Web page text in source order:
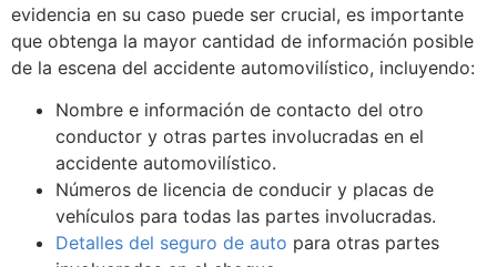
evidencia en su caso puede ser crucial, es importante
que obtenga la mayor cantidad de información posible
de la escena del accidente automovilístico, incluyendo:
Nombre e información de contacto del otro
conductor y otras partes involucradas en el
accidente automovilístico.
Números de licencia de conducir y placas de
vehículos para todas las partes involucradas.
Detalles del seguro de auto para otras partes